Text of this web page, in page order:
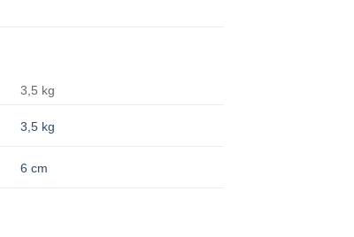
3,5 kg
3,5 kg
6 cm